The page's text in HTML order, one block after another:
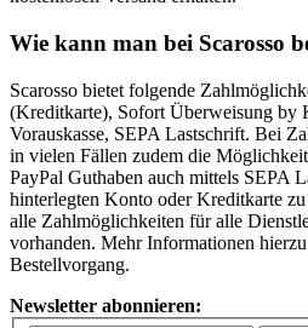
Wie kann man bei Scarosso
Scarosso bietet folgende
(Kreditkarte), Sofort Überweisung by
Vorauskasse, SEPA Lastschrift. Bei
in vielen Fällen zudem die
PayPal Guthaben auch mittels SEPA
hinterlegten Konto oder Kreditkarte
alle Zahlmöglichkeiten für alle
vorhanden. Mehr Informationen
Bestellvorgang.
Newsletter abonnieren: